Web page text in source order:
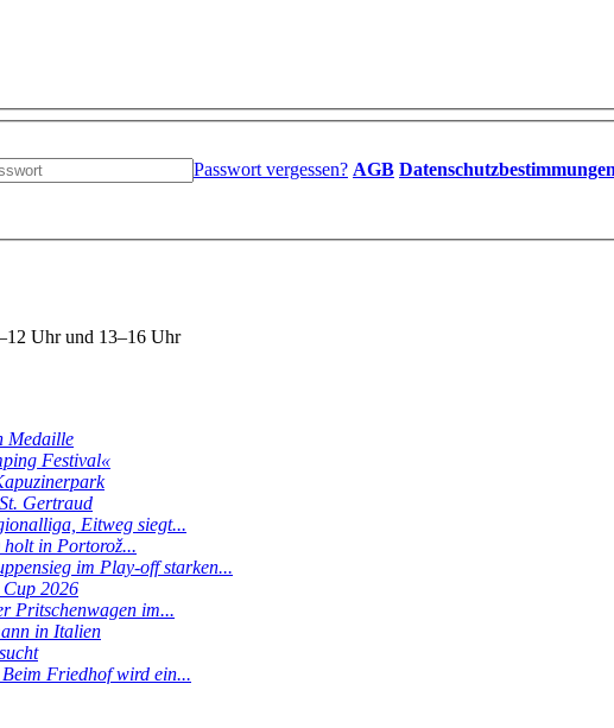
Passwort vergessen? AGB
Uhr und 13–16 Uhr
Medaille
Festival«
Gertraud
Eitweg siegt...
holt in Portorož...
im Play-off starken...
2026
Pritschenwagen im...
in Italien
Friedhof wird ein...